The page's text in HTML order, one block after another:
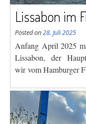
Lissabon im
Posted on28. Juli 2025
Anfang April 2025
Lissabon, der
wirvom Hamburger